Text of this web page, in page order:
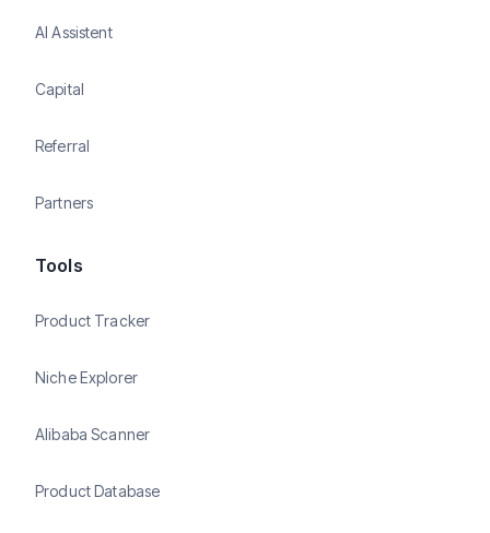
AI Assistent
Capital
Referral
Partners
Tools
Product Tracker
Niche Explorer
Alibaba Scanner
Product Database